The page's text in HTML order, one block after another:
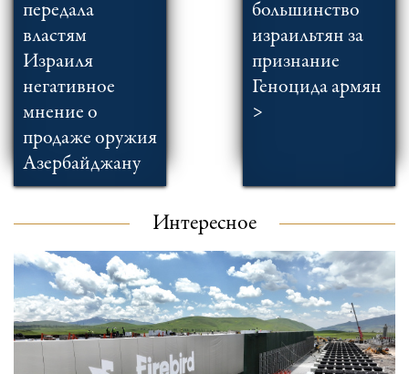
передала
властям
Израиля
негативное
мнение о
продаже оружия
Азербайджану
большинство
израильтян за
признание
Геноцида армян
>
Интересное